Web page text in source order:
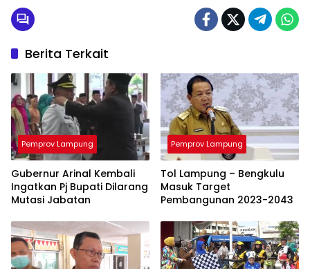
Berita Terkait
Pemprov Lampung
Gubernur Arinal Kembali
Ingatkan Pj Bupati Dilarang
Mutasi Jabatan
Pemprov Lampung
Tol Lampung – Bengkulu
Masuk Target
Pembangunan 2023-2043